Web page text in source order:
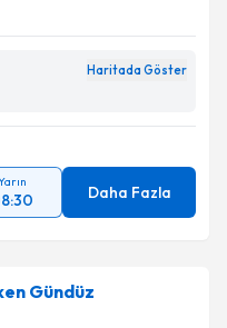
Haritada Göster
Daha Fazla
Gündüz